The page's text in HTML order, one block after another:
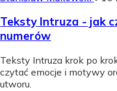
Teksty Intruza - jak
numerów
Teksty Intruza krok po
czytać emocje i motywy
utworu.